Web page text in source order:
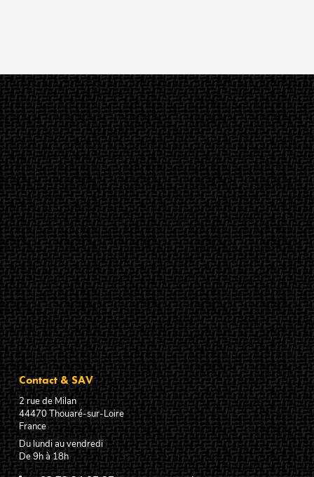
Contact & SAV
2 rue de Milan
44470Thouaré-sur-Loire
France
Du lundi au vendredi
De 9h à 18h